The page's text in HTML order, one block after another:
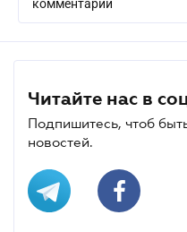
комментарий
Читайте нас в
Подпишитесь, чтоб
новостей.